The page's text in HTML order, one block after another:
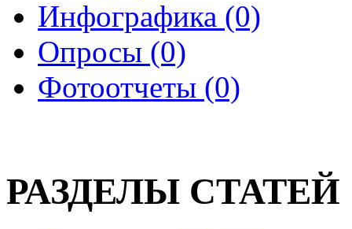
Инфографика (0)
Опросы (0)
Фотоотчеты (0)
РАЗДЕЛЫ СТАТЕЙ